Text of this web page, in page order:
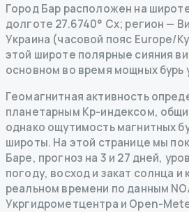
Город Бар расположен на
долготе 27.6740° Сх; регион —
Украина (часовой пояс Europe/
этой широте полярные сияния
основном во время мощных бурь
Геомагнитная активность
планетарным Kp-индексом,
однако ощутимость магнитных
широты. На этой странице мы
Баре, прогноз на 3 и 27 дней,
погоду, восход и закат солнца и
реальном времени по данным
Укргидрометцентра и Open-